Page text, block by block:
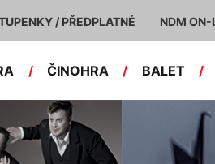
/ PŘEDPLATNÉ NDM ON-
/ ČINOHRA / BALET /